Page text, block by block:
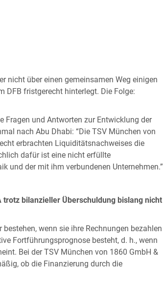
nicht über einen gemeinsamen Weg einigen
DFB fristgerecht hinterlegt. Die Folge:
Fragen und Antworten zur Entwicklung der
nach Abu Dhabi: “Die TSV München von
erbrachten Liquiditätsnachweises die
dafür ist eine nicht erfüllte
und der mit ihm verbundenen Unternehmen.”
trotz bilanzieller Überschuldung bislang nicht
wenn sie ihre Rechnungen bezahlen
Fortführungsprognose besteht, d. h., wenn
Bei der TSV München von 1860 GmbH &
ob die Finanzierung durch die